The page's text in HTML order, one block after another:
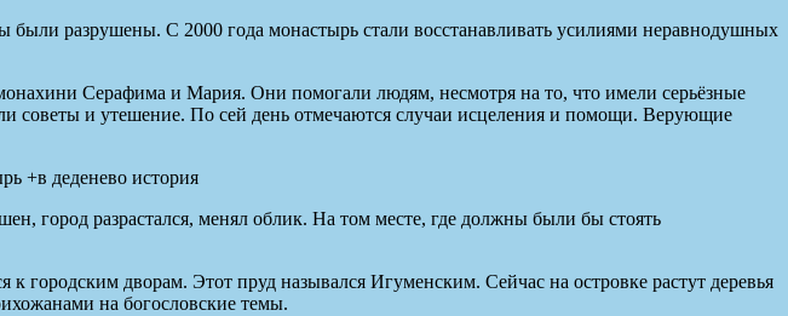
разрушены. С 2000 года монастырь стали восстанавливать усилиями неравнодушных
Серафима и Мария. Они помогали людям, несмотря на то, что имели серьёзные
и утешение. По сей день отмечаются случаи исцеления и помощи. Верующие
город разрастался, менял облик. На том месте, где должны были бы стоять
городским дворам. Этот пруд назывался Игуменским. Сейчас на островке растут деревья
на богословские темы.